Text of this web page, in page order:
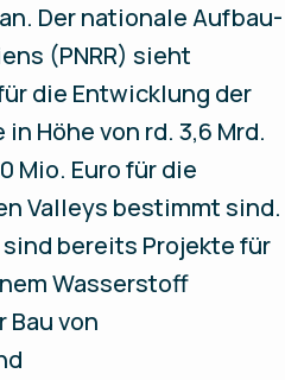
Der nationale Aufbau-
(PNRR) sieht
die Entwicklung der
Höhe von rd. 3,6 Mrd.
Mio. Euro für die
Valleys bestimmt sind.
bereits Projekte für
Wasserstoff
von